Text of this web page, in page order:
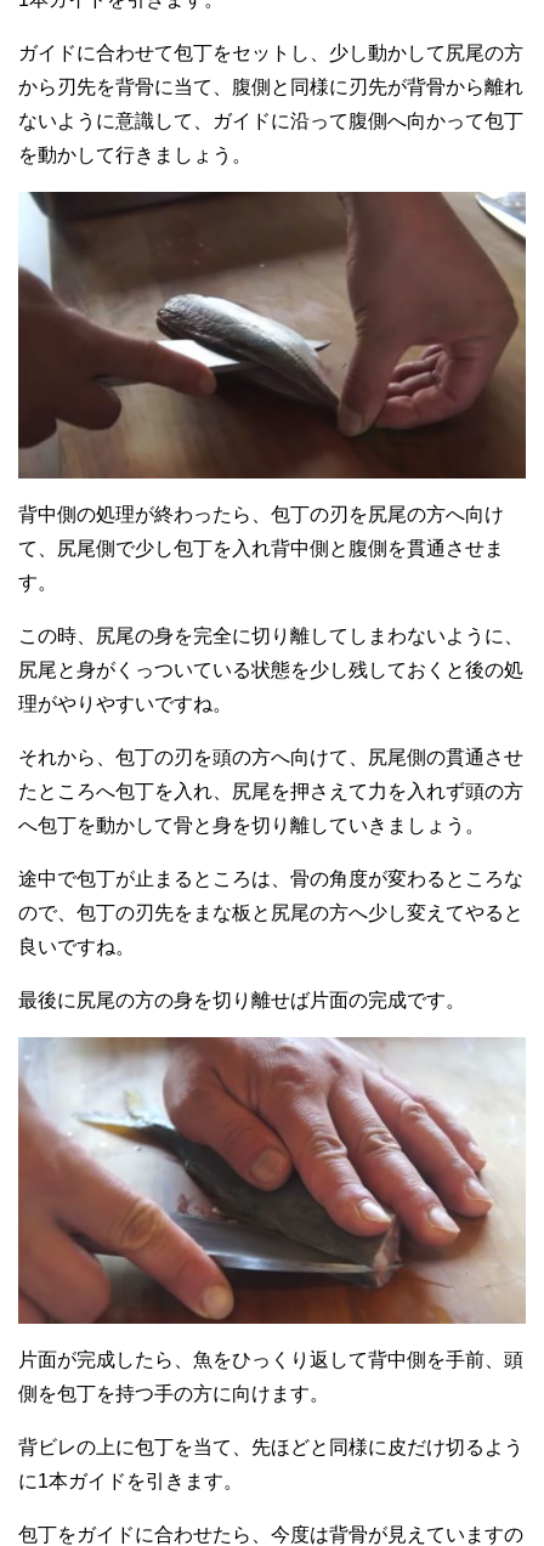
ガイドに合わせて包丁をセットし、少し動かして尻尾の方
から刃先を背骨に当て、腹側と同様に刃先が背骨から離れ
ないように意識して、ガイドに沿って腹側へ向かって包丁
を動かして行きましょう。
背中側の処理が終わったら、包丁の刃を尻尾の方へ向け
て、尻尾側で少し包丁を入れ背中側と腹側を貫通させま
す。
この時、尻尾の身を完全に切り離してしまわないように、
尻尾と身がくっついている状態を少し残しておくと後の処
理がやりやすいですね。
それから、包丁の刃を頭の方へ向けて、尻尾側の貫通させ
たところへ包丁を入れ、尻尾を押さえて力を入れず頭の方
へ包丁を動かして骨と身を切り離していきましょう。
途中で包丁が止まるところは、骨の角度が変わるところな
ので、包丁の刃先をまな板と尻尾の方へ少し変えてやると
良いですね。
最後に尻尾の方の身を切り離せば片面の完成です。
片面が完成したら、魚をひっくり返して背中側を手前、頭
側を包丁を持つ手の方に向けます。
背ビレの上に包丁を当て、先ほどと同様に皮だけ切るよう
に1本ガイドを引きます。
包丁をガイドに合わせたら、今度は背骨が見えていますの